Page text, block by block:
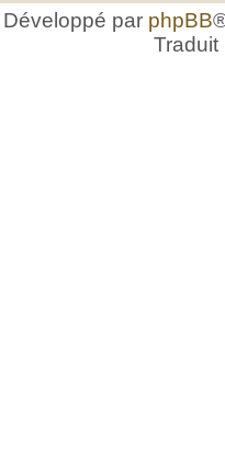
Développé par phpBB